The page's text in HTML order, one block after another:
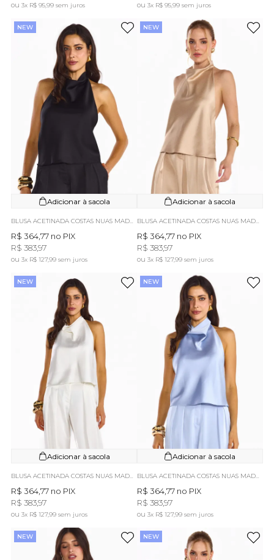
3x R$ 95,99sem juros 3x R$ 95,99 sem juros
NEW
Adicionar à sacola
BLUSA ACETINADA COSTAS NUAS MADRID PRETA
R$ 364,77 no PIX
R$ 383,97
3x R$ 127,99sem juros
NEW
Adicionar à sacola
BLUSA ACETINADA COSTAS NUAS MADRID BEGE
R$ 364,77 no PIX
R$ 383,97
3x R$ 127,99 sem juros
NEW
Adicionar à sacola
BLUSA ACETINADA COSTAS NUAS MADRID OFF WHITE
R$ 364,77 no PIX
R$ 383,97
3x R$ 127,99sem juros
NEW
Adicionar à sacola
BLUSA ACETINADA COSTAS NUAS MADRID AZUL
R$ 364,77 no PIX
R$ 383,97
3x R$ 127,99 sem juros
NEW NEW